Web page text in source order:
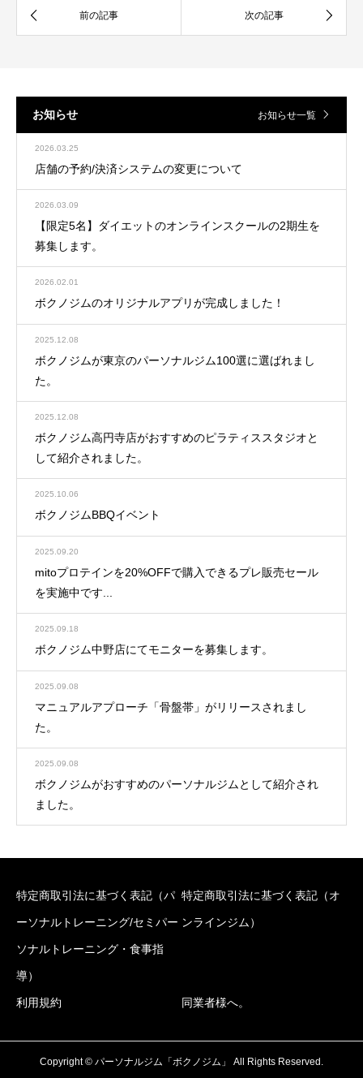
お知らせ お知らせ一覧
2026.03.25
店舗の予約/決済システムの変更について
2026.03.09
【限定5名】ダイエットのオンラインスクールの2期生を
募集します。
2026.02.01
ボクノジムのオリジナルアプリが完成しました！
2025.12.08
ボクノジムが東京のパーソナルジム100選に選ばれまし
た。
2025.12.08
ボクノジム高円寺店がおすすめのピラティススタジオと
して紹介されました。
2025.10.06
ボクノジムBBQイベント
2025.09.20
mitoプロテインを20%OFFで購入できるプレ販売セール
を実施中です...
2025.09.18
ボクノジム中野店にてモニターを募集します。
2025.09.08
マニュアルアプローチ「骨盤帯」がリリースされまし
た。
2025.09.08
ボクノジムがおすすめのパーソナルジムとして紹介され
ました。
特定商取引法に基づく表記（パ
ーソナルトレーニング/セミパー
ソナルトレーニング・食事指
導）
特定商取引法に基づく表記（オ
ンラインジム）
利用規約 同業者様へ。
Copyright © パーソナルジム「ボクノジム」 All Rights Reserved.